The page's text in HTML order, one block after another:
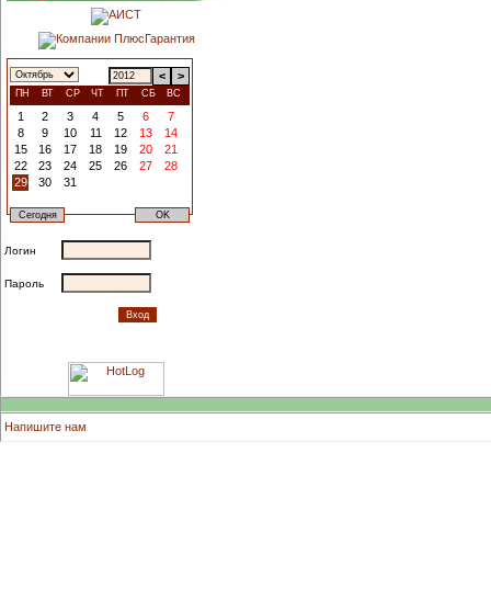
< >
ПН ВТ СР ЧТ ПТ СБ ВС
1 2 3 4 5 6
7
8
9 10 11 12 13
14
15
16 17 18 19 20
21
22
23 24 25 26 27
28
29
30 31
Логин
Пароль
Напишите нам